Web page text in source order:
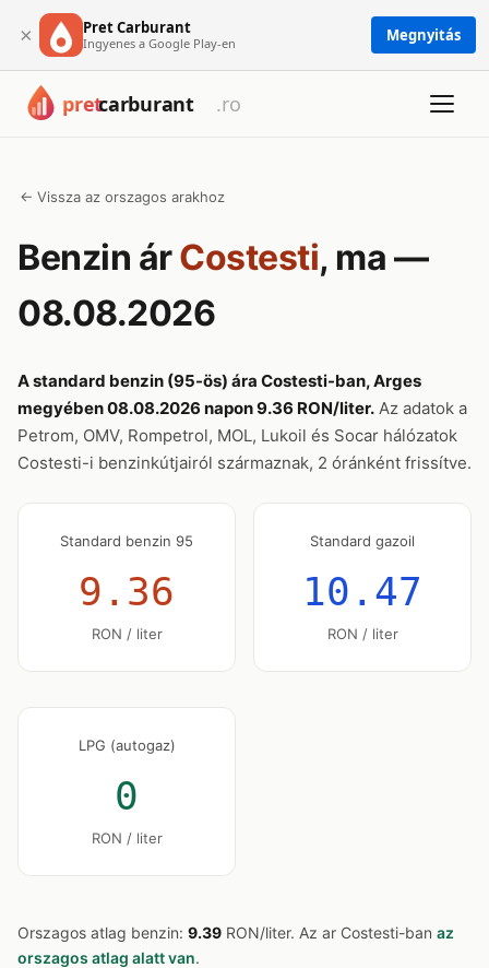
× Pret Carburant
Ingyenes a Google Play-en Megnyitás
← Vissza az orszagos arakhoz
Benzin árCostesti, ma —
08.08.2026
A standard benzin (95-ös) ára Costesti-ban, Arges
megyében 08.08.2026 napon 9.36 RON/liter. Az adatok a
Petrom, OMV, Rompetrol, MOL, Lukoil és Socar hálózatok
Costesti-i benzinkútjairól származnak, 2 óránként frissítve.
Standard benzin 95
9.36
RON / liter
Standard gazoil
10.47
RON / liter
LPG (autogaz)
0
RON / liter
Orszagos atlag benzin: 9.39 RON/liter. Az ar Costesti-ban az
orszagos atlag alatt van.